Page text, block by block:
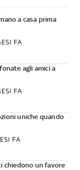
a casa prima
FA
agli amici a
FA
uniche quando
FA
chiedono un favore